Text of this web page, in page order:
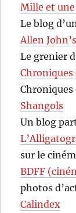
Mille et
Le blog
Allen
Le grenier
Chroniques
Shangols
Un blog
sur le
BDFF
photos
Calindex